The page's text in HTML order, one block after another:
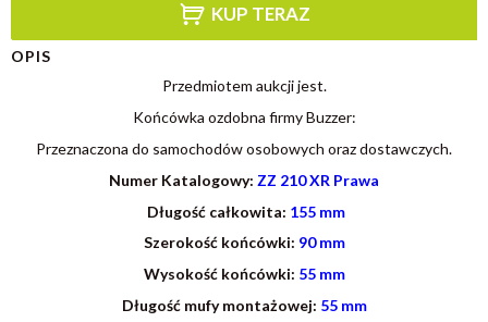
KUP TERAZ
OPIS
Przedmiotem aukcji jest.
Końcówka ozdobna firmy Buzzer:
Przeznaczona do samochodów osobowych oraz dostawczych.
Numer Katalogowy: ZZ 210 XR Prawa
Długość całkowita: 155 mm
Szerokość końcówki: 90 mm
Wysokość końcówki: 55 mm
Długość mufy montażowej: 55 mm